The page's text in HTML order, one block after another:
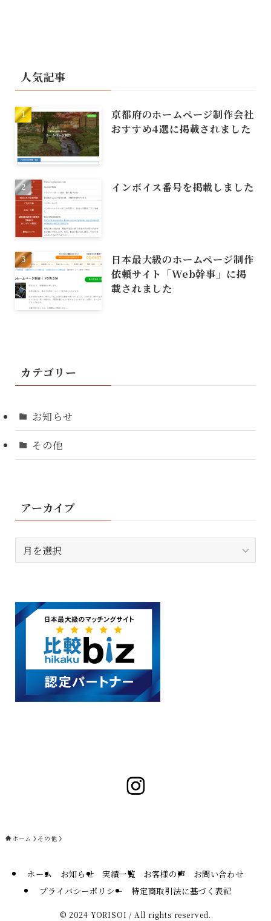
人気記事
京都府のホームページ制作会社
おすすめ4選に掲載されました
インボイス番号を掲載しました
日本最大級のホームページ制作
依頼サイト「Web幹事」に掲
載されました
カテゴリー
お知らせ
その他
アーカイブ
ー
ブ
ホーム その他
ホーム お知らせ 実績一覧 お客様の声
お問い合わせ
プライバシーポリシー
特定商取引法に基づく表記
© 2024 YORISOI / All rights reserved.